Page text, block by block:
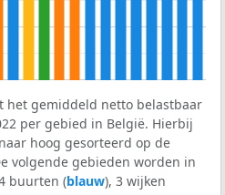
het gemiddeld netto belastbaar
per gebied in België. Hierbij
hoog gesorteerd op de
volgende gebieden worden in
buurten (blauw), 3 wijken